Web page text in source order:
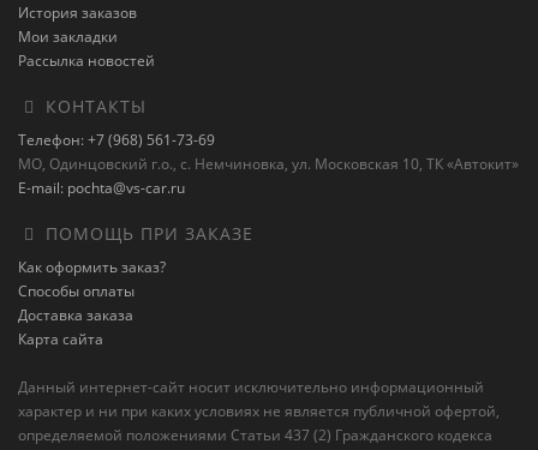
История заказов
Мои закладки
Рассылка новостей
КОНТАКТЫ
Телефон: +7 (968) 561-73-69
МО, Одинцовский г.о., с. Немчиновка, ул. Московская 10, ТК «Автокит»
E-mail: pochta@vs-car.ru
ПОМОЩЬ ПРИ ЗАКАЗЕ
Как оформить заказ?
Способы оплаты
Доставка заказа
Карта сайта
Данный интернет-сайт носит исключительно информационный
характер и ни при каких условиях не является публичной офертой,
определяемой положениями Статьи 437 (2) Гражданского кодекса